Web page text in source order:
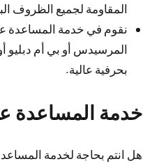
المقاومة لجميع الظروف
نقوم في خدمة المساعدة
المرسيدس أو بي أم دبليو أو
بحرفية عالية.
خدمة المساعدة
هل انتم بحاجة لخدمة